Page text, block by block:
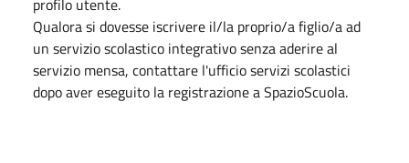
Qualora si dovesse iscrivere il/la proprio/a figlio/a ad
un servizio scolastico integrativo senza aderire al
servizio mensa, contattare l'ufficio servizi scolastici
dopo aver eseguito la registrazione a SpazioScuola.